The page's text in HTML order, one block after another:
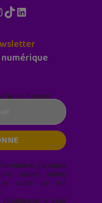
TikTokLinkedIn
(le lundi matin)
j’accepte
saisies soient
le cadre de ma